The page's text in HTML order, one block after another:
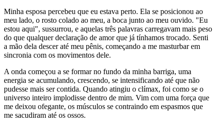
Minha esposa percebeu que eu estava perto. Ela se posicionou ao
meu lado, o rosto colado ao meu, a boca junto ao meu ouvido. "Eu
estou aqui", sussurrou, e aquelas três palavras carregavam mais peso
do que qualquer declaração de amor que já tínhamos trocado. Senti
a mão dela descer até meu pênis, começando a me masturbar em
sincronia com os movimentos dele.
A onda começou a se formar no fundo da minha barriga, uma
energia se acumulando, crescendo, se intensificando até que não
pudesse mais ser contida. Quando atingiu o clímax, foi como se o
universo inteiro implodisse dentro de mim. Vim com uma força que
me deixou ofegante, os músculos se contraindo em espasmos que
me sacudiram até os ossos.